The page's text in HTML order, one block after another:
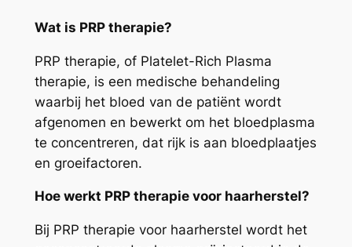
Wat is PRP therapie?
PRP therapie, of Platelet-Rich Plasma
therapie, is een medische behandeling
waarbij het bloed van de patiënt wordt
afgenomen en bewerkt om het bloedplasma
te concentreren, dat rijk is aan bloedplaatjes
en groeifactoren.
Hoe werkt PRP therapie voor haarherstel?
Bij PRP therapie voor haarherstel wordt het